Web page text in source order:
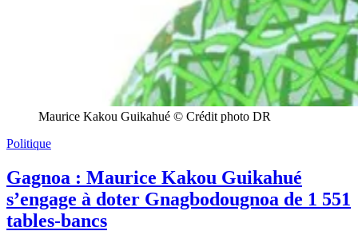
Maurice Kakou Guikahué © Crédit photo DR
Politique
Gagnoa : Maurice Kakou Guikahué
s’engage à doter Gnagbodougnoa de 1 551
tables-bancs